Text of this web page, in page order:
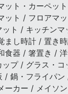
ット・カーペッ
ット / フロアマ
ト / キッチン
まし時計 / 置き
食器 / 箸置き /
プ / グラス・コ
/ 鍋・フライパン
ーカー / メイソ